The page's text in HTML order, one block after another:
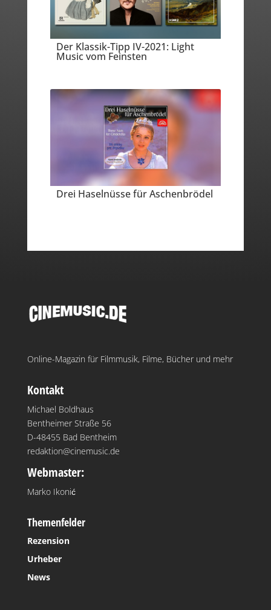
Der Klassik-Tipp IV-2021: Light
Music vom Feinsten
Drei Haselnüsse für Aschenbrödel
Online-Magazin für Filmmusik, Filme, Bücher und mehr
Kontakt
Michael Boldhaus
Bentheimer Straße 56
D-48455 Bad Bentheim
redaktion@cinemusic.de
Webmaster:
Marko Ikonić
Themenfelder
Rezension
Urheber
News